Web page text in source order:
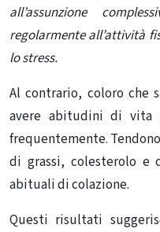
all’assunzione
regolarmente all’attività
lo stress.
Al contrario, coloro che
avere abitudini di vita
frequentemente.
di grassi, colesterolo e
abituali di colazione.
Questi risultati